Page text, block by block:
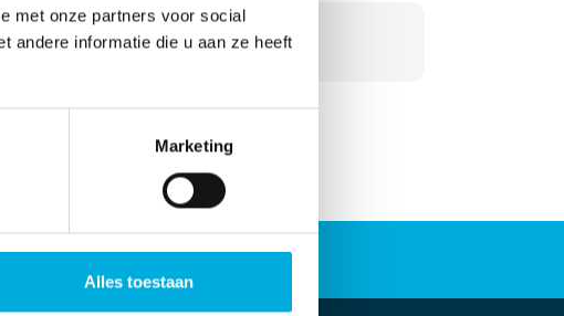
met onze partners voor social
andere informatie die u aan ze heeft
Marketing
Alles toestaan
+31 010 - 292 80 80
info@batenburg.nl